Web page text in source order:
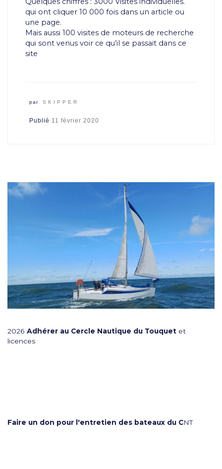
qui ont cliquer 10 000 fois dans un article ou
une page.
Mais aussi 100 visites de moteurs de recherche
qui sont venus voir ce qu’il se passait dans ce
site
par SKIPPER
Publié 11 février 2020
2026 Adhérer au Cercle Nautique du Touquet et
licences
Faire un don pour l'entretien des bateaux du CNT